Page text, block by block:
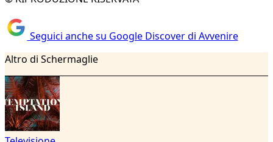
Seguici anche su Google Discover di Avvenire
Altro di Schermaglie